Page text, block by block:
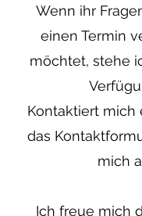
Wenn ihr
einen Termin
möchtet, stehe
Kontaktiert mich
das
mich
Ich freue mich